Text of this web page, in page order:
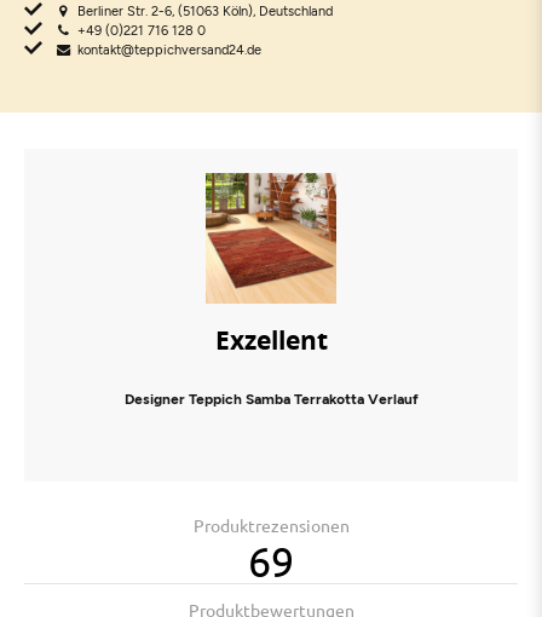
Berliner Str. 2-6, (51063 Köln), Deutschland
+49 (0)221 716 128 0
kontakt@teppichversand24.de
Exzellent
Designer Teppich Samba Terrakotta Verlauf
Produktrezensionen
69
Produktbewertungen